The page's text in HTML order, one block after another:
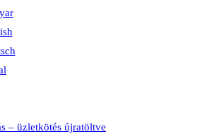
– üzletkötés újratöltve